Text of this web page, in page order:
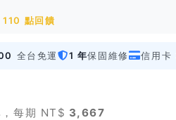
110 點回饋
全台免運 1 年保固維修 信用卡
每期 NT$ 3,667